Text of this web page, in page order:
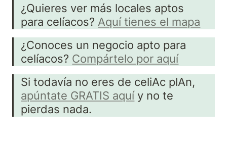
¿Quieres ver más locales aptos
para celíacos? Aquí tienes el mapa
¿Conoces un negocio apto para
celíacos? Compártelo por aquí
apúntate GRATIS aquí y no te
pierdas nada.